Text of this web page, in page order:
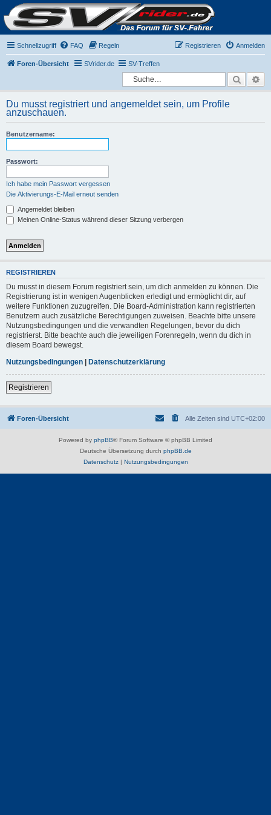
Schnellzugriff FAQ Regeln Anmelden
Registrieren
Foren-Übersicht SVrider.de SV-Treffen
Suche
Du musst registriert und angemeldet sein, um Profile
anzuschauen.
Benutzername:
Passwort:
Ich habe mein Passwort vergessen
Die Aktivierungs-E-Mail erneut senden
Angemeldet bleiben
Meinen Online-Status während dieser Sitzung verbergen
REGISTRIEREN
Du musst in diesem Forum registriert sein, um dich anmelden zu können. Die
Registrierung ist in wenigen Augenblicken erledigt und ermöglicht dir, auf
weitere Funktionen zuzugreifen. Die Board-Administration kann registrierten
Benutzern auch zusätzliche Berechtigungen zuweisen. Beachte bitte unsere
Nutzungsbedingungen und die verwandten Regelungen, bevor du dich
registrierst. Bitte beachte auch die jeweiligen Forenregeln, wenn du dich in
diesem Board bewegst.
Nutzungsbedingungen | Datenschutzerklärung
Registrieren
Foren-Übersicht Alle Zeiten sind UTC+02:00
Powered by phpBB® Forum Software © phpBB Limited
Deutsche Übersetzung durch phpBB.de
Datenschutz| Nutzungsbedingungen